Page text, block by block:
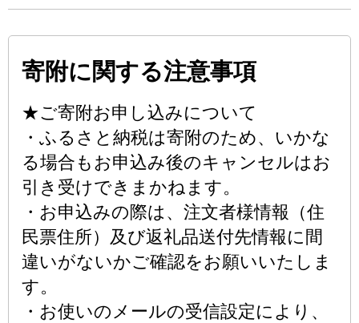
寄附に関する注意事項
★ご寄附お申し込みについて
・ふるさと納税は寄附のため、いかな
る場合もお申込み後のキャンセルはお
引き受けできまかねます。
・お申込みの際は、注文者様情報（住
民票住所）及び返礼品送付先情報に間
違いがないかご確認をお願いいたしま
す。
・お使いのメールの受信設定により、